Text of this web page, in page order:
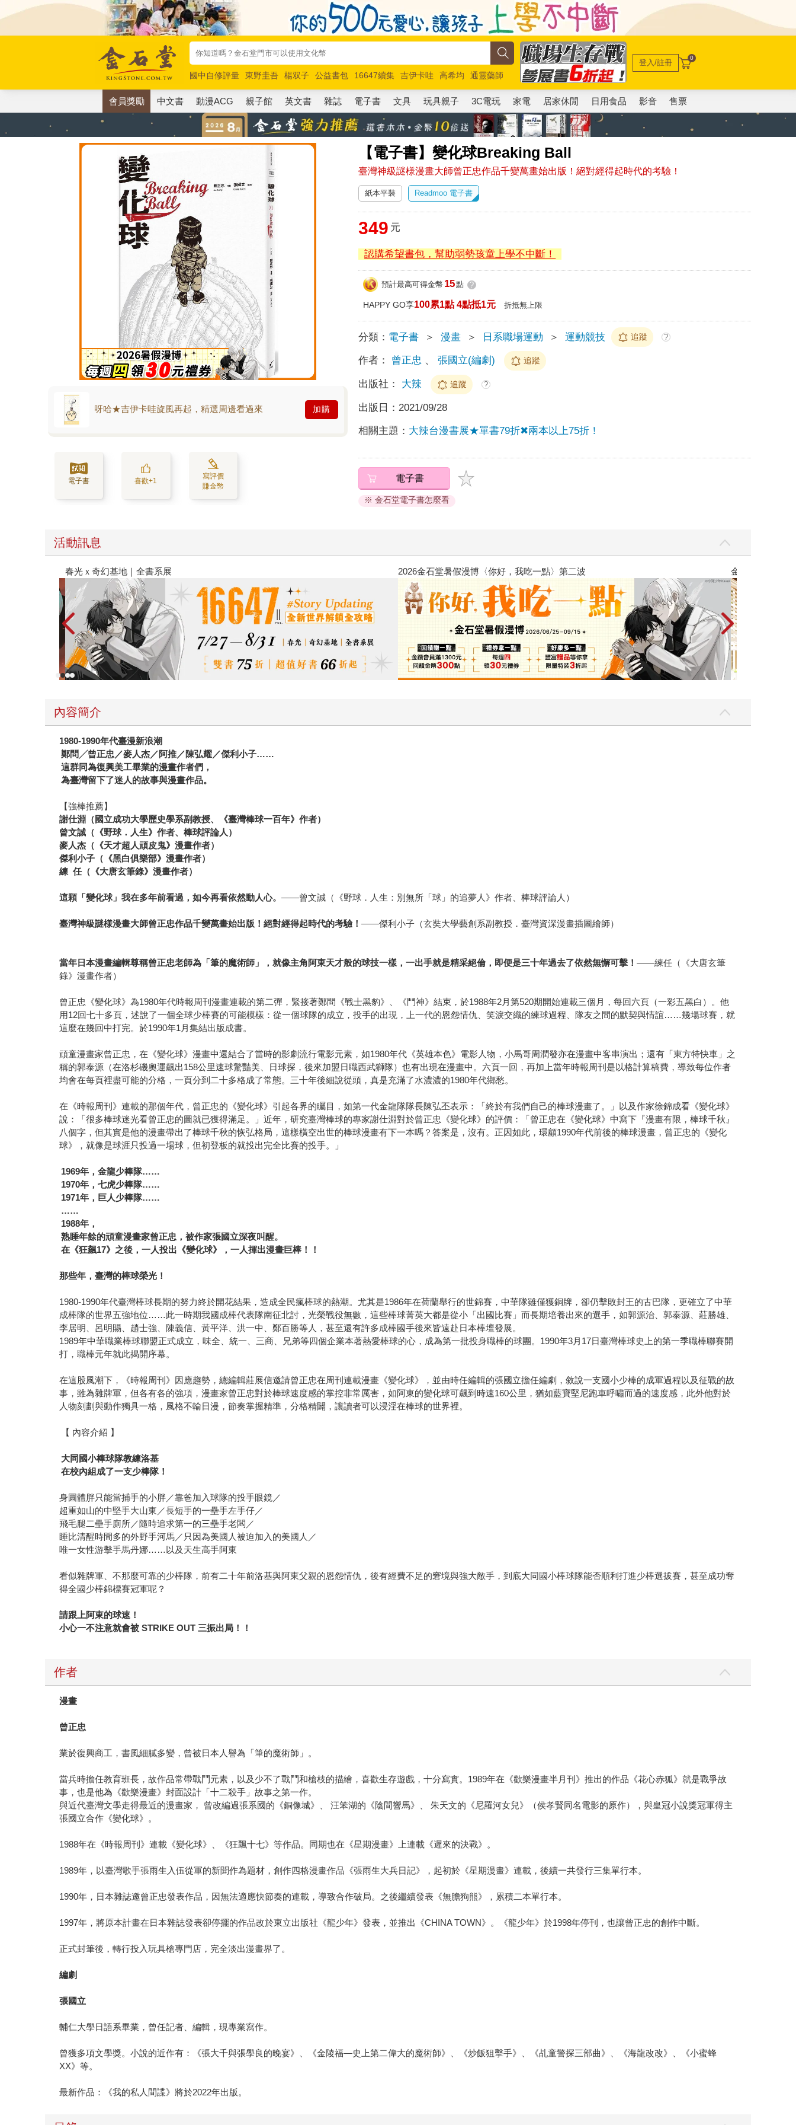
國中自修評量 東野圭吾 楊双子 公益書包 16647續集 吉伊卡哇 高希均
通靈藥師
唯紅花綻放
奧德賽 路邊攤新作 馬斯克 玩具總動員5 超慢跑
登入/註冊 0
會員獎勵 中文書 動漫ACG 親子館 英文書 雜誌 電子書 文具 玩具親子 3C電玩 家電 居家休閒 日用食品 影音 售票
【電子書】變化球Breaking Ball
臺灣神級謎様漫畫大師曾正忠作品千變萬畫始出版！絕對經得起時代的考驗！
呀哈★吉伊卡哇旋風再起，精選周邊看過來 加購
電子書 喜歡+1
寫評價
賺金幣
紙本平裝 Readmoo 電子書
349 元
認購希望書包，幫助弱勢孩童上學不中斷！
預計最高可得金幣 15點 ?
HAPPY GO享100累1點 4點抵1元 折抵無上限
分類： 電子書 ＞ 漫畫 ＞ 日系職場運動 ＞ 運動競技 追蹤 ?
作者： 曾正忠 、張國立(編劇) 追蹤
出版社： 大辣 追蹤 ?
出版日： 2021/09/28
相關主題： 大辣台漫書展★單書79折✖兩本以上75折！
電子書
※ 金石堂電子書怎麼看
活動訊息
金石堂2026海外優惠：電子書 台灣角川2026漫畫博覽會 攻殼機動隊
內容簡介
1980-1990年代臺漫新浪潮
鄭問╱曾正忠／麥人杰／阿推／陳弘耀／傑利小子……
這群同為復興美工畢業的漫畫作者們，
為臺灣留下了迷人的故事與漫畫作品。
【強棒推薦】
謝仕淵（國立成功大學歷史學系副教授、《臺灣棒球一百年》作者）
曾文誠（《野球．人生》作者、棒球評論人）
麥人杰（《天才超人頑皮鬼》漫畫作者）
傑利小子（《黑白俱樂部》漫畫作者）
練 任（《大唐玄筆錄》漫畫作者）
這顆「變化球」我在多年前看過，如今再看依然動人心。——曾文誠（《野球．人生：別無所「球」的追夢人》作者、棒球評論人）
臺灣神級謎様漫畫大師曾正忠作品千變萬畫始出版！絕對經得起時代的考驗！——傑利小子（玄奘大學藝創系副教授．臺灣資深漫畫插圖繪師）
當年日本漫畫編輯尊稱曾正忠老師為「筆的魔術師」，就像主角阿東天才般的球技一樣，一出手就是精采絕倫，即便是三十年過去了依然無懈可擊！――練任（《大唐玄筆
錄》漫畫作者）
曾正忠《變化球》為1980年代時報周刊漫畫連載的第二彈，緊接著鄭問《戰士黑豹》、《鬥神》結束，於1988年2月第520期開始連載三個月，每回六頁（一彩五黑白）。他
用12回七十多頁，述說了一個全球少棒賽的可能模樣：從一個球隊的成立，投手的出現，上一代的恩怨情仇、笑淚交織的練球過程、隊友之間的默契與情誼……幾場球賽，就
這麼在幾回中打完。於1990年1月集結出版成書。
頑童漫畫家曾正忠，在《變化球》漫畫中還結合了當時的影劇流行電影元素，如1980年代《英雄本色》電影人物，小馬哥周潤發亦在漫畫中客串演出；還有「東方特快車」之
稱的郭泰源（在洛杉磯奧運飆出158公里速球驚豔美、日球探，後來加盟日職西武獅隊）也有出現在漫畫中。六頁一回，再加上當年時報周刊是以格計算稿費，導致每位作者
均會在每頁裡盡可能的分格，一頁分到二十多格成了常態。三十年後細說從頭，真是充滿了水濃濃的1980年代鄉愁。
在《時報周刊》連載的那個年代，曾正忠的《變化球》引起各界的矚目，如第一代金龍隊隊長陳弘丕表示：「終於有我們自己的棒球漫畫了。」以及作家徐錦成看《變化球》
說：「很多棒球迷光看曾正忠的圖就已獲得滿足。」近年，研究臺灣棒球的專家謝仕淵對於曾正忠《變化球》的評價：「曾正忠在《變化球》中寫下『漫畫有限，棒球千秋』
八個字，但其實是他的漫畫帶出了棒球千秋的恢弘格局，這樣橫空出世的棒球漫畫有下一本嗎？答案是，沒有。正因如此，環顧1990年代前後的棒球漫畫，曾正忠的《變化
球》，就像是球涯只投過一場球，但初登板的就投出完全比賽的投手。」
1969年，金龍少棒隊……
1970年，七虎少棒隊……
1971年，巨人少棒隊……
……
1988年，
熟睡年餘的頑童漫畫家曾正忠，被作家張國立深夜叫醒。
在《狂飆17》之後，一人投出《變化球》，一人揮出漫畫巨棒！！
那些年，臺灣的棒球榮光！
1980-1990年代臺灣棒球長期的努力終於開花結果，造成全民瘋棒球的熱潮。尤其是1986年在荷蘭舉行的世錦賽，中華隊雖僅獲銅牌，卻仍擊敗封王的古巴隊，更確立了中華
成棒隊的世界五強地位……此一時期我國成棒代表隊南征北討，光榮戰役無數，這些棒球菁英大都是從小「出國比賽」而長期培養出來的選手，如郭源治、郭泰源、莊勝雄、
李居明、呂明賜、趙士強、陳義信、黃平洋、洪一中、鄭百勝等人，甚至還有許多成棒國手後來皆遠赴日本棒壇發展。
1989年中華職業棒球聯盟正式成立，味全、統一、三商、兄弟等四個企業本著熱愛棒球的心，成為第一批投身職棒的球團。1990年3月17日臺灣棒球史上的第一季職棒聯賽開
打，職棒元年就此揭開序幕。
在這股風潮下，《時報周刊》因應趨勢，總編輯莊展信邀請曾正忠在周刊連載漫畫《變化球》，並由時任編輯的張國立擔任編劇，敘說一支國小少棒的成軍過程以及征戰的故
事，雖為雜牌軍，但各有各的強項，漫畫家曾正忠對於棒球速度感的掌控非常厲害，如阿東的變化球可飆到時速160公里，猶如藍寶堅尼跑車呼嘯而過的速度感，此外他對於
人物刻劃與動作獨具一格，風格不輸日漫，節奏掌握精準，分格精闢，讓讀者可以浸淫在棒球的世界裡。
【 內容介紹 】
大同國小棒球隊教練洛基
在校內組成了一支少棒隊！
身圓體胖只能當捕手的小胖／靠爸加入球隊的投手眼鏡／
超重如山的中堅手大山東／長短手的一壘手左手仔／
飛毛腿二壘手廁所／隨時追求第一的三壘手老闆／
睡比清醒時間多的外野手河馬／只因為美國人被迫加入的美國人／
唯一女性游擊手馬丹娜……以及天生高手阿東
看似雜牌軍、不那麼可靠的少棒隊，前有二十年前洛基與阿東父親的恩怨情仇，後有經費不足的窘境與強大敵手，到底大同國小棒球隊能否順利打進少棒選拔賽，甚至成功奪
得全國少棒錦標賽冠軍呢？
請跟上阿東的球速！
小心一不注意就會被 STRIKE OUT 三振出局！！
作者
漫畫
曾正忠
業於復興商工，書風細膩多變，曾被日本人譽為「筆的魔術師」。
當兵時擔任教育班長，故作品常帶戰鬥元素，以及少不了戰鬥和槍枝的描繪，喜歡生存遊戲，十分寫實。1989年在《歡樂漫畫半月刊》推出的作品《花心赤狐》就是戰爭故
事，也是他為《歡樂漫畫》封面設計「十二殺手」故事之第一作。
與近代臺灣文學走得最近的漫畫家， 曾改編過張系國的《銅像城》、 汪笨湖的《陰間響馬》、 朱天文的《尼羅河女兒》（侯孝賢同名電影的原作），與皇冠小說獎冠軍得主
張國立合作《變化球》。
1988年在《時報周刊》連載《變化球》、《狂飄十七》等作品。同期也在《星期漫畫》上連載《遲來的決戰》。
1989年，以臺灣歌手張雨生入伍從軍的新聞作為題材，創作四格漫畫作品《張雨生大兵日記》，起初於《星期漫畫》連載，後續一共發行三集單行本。
1990年，日本雜誌邀曾正忠發表作品，因無法適應快節奏的連載，導致合作破局。之後繼續發表《無膽狗熊》，累積二本單行本。
1997年，將原本計畫在日本雜誌發表卻停擺的作品改於東立出版社《龍少年》發表，並推出《CHINA TOWN》。《龍少年》於1998年停刊，也讓曾正忠的創作中斷。
正式封筆後，轉行投入玩具槍專門店，完全淡出漫畫界了。
編劇
張國立
輔仁大學日語系畢業，曾任記者、編輯，現專業寫作。
曾獲多項文學獎。小說的近作有：《張大千與張學良的晚宴》、《金陵福―史上第二偉大的魔術師》、《炒飯狙擊手》、《乩童警探三部曲》、《海龍改改》、《小蜜蜂
XX》等。
最新作品：《我的私人間諜》將於2022年出版。